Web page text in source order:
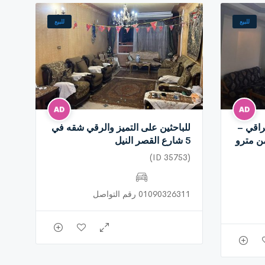
للبيع
–
مترو
للبيع
للباحثين على التميز والرقي شقه في
5 شارع القصر النيل
(ID 35753)
01090326311 رقم التواصل